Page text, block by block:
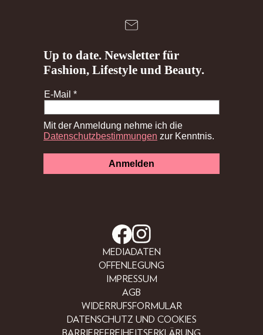
MEDIADATEN
OFFENLEGUNG
IMPRESSUM
AGB
WIDERRUFSFORMULAR
DATENSCHUTZ UND COOKIES